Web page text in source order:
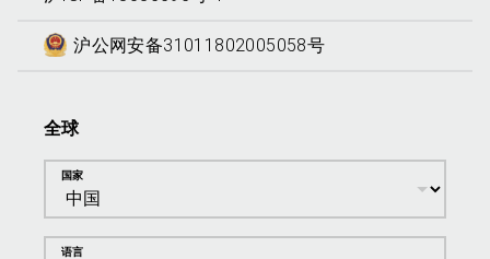
沪公网安备31011802005058号
全球
国家
语言